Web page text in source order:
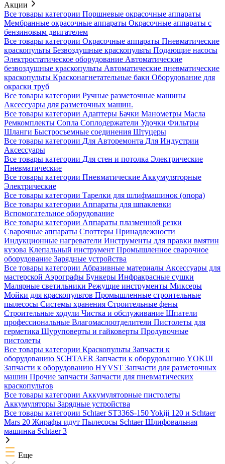
Акции
Все товары категории Поршневые окрасочные аппараты
Мембранные окрасочные аппараты Окрасочные аппараты с
бензиновым двигателем
Все товары категории Окрасочные аппараты Пневматические
краскопульты Безвоздушные краскопульты Подающие насосы
Электростатическое оборудование Автоматические
безвоздушные краскопульты Автоматические пневматические
краскопульты Красконагнетательные баки Оборудование для
окраски труб
Все товары категории Ручные разметочные машины
Аксессуары для разметочных машин.
Все товары категории Адаптеры Бачки Манометры Масла
Ремкомплекты Сопла Соплодержатели Удочки Фильтры
Шланги Быстросъемные соединения Штуцеры
Все товары категории Для Авторемонта Для Индустрии
Аксессуары
Все товары категории Для стен и потолка Электрические
Пневматические
Все товары категории Пневматические Аккумуляторные
Электрические
Все товары категории Тарелки для шлифмашинок (опора)
Все товары категории Аппараты для шпаклевки
Вспомогательное оборудование
Все товары категории Аппараты плазменной резки
Сварочные аппараты Споттеры Принадлежности
Индукционные нагреватели Инструменты для правки вмятин
кузова Клепальный инструмент Промышленное сварочное
оборудование Зарядные устройства
Все товары категории Абразивные материалы Аксессуары для
мастерской Аэрографы Бункеры Инфракрасные сушки
Малярные светильники Режущие инструменты Миксеры
Мойки для краскопультов Промышленные строительные
пылесосы Системы хранения Строительные фены
Строительные ходули Чистка и обслуживание Шпатели
профессиональные Влагомаслоотделители Пистолеты для
герметика Шуруповерты и гайковерты Продувочные
пистолеты
Все товары категории Краскопульты Запчасти к
оборудованию SCHTAER Запчасти к оборудованию YOKIJI
Запчасти к оборудованию HYVST Запчасти для разметочных
машин Прочие запчасти Запчасти для пневматических
краскопультов
Все товары категории Аккумуляторные пистолеты
Аккумуляторы Зарядные устройства
Все товары категории Schtaer ST336S-150Yokiji 120 и Schtaer
Mars 20 Жирафы идут Пылесосы SchtaerШлифовальная
машинка Schtaer 3
Еще